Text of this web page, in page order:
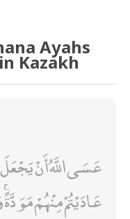
Ayahs
Kazakh
عَسَى اللَّهُ أَنْ
عَادَيْتُمْ مِنْهُمْ